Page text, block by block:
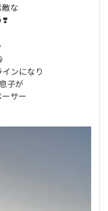
な
❣️
ンになり
子が
サー